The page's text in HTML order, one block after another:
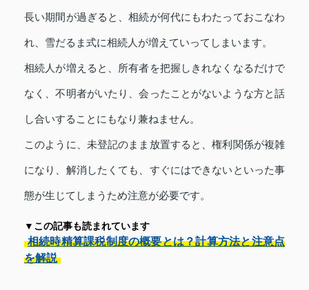
長い期間が過ぎると、相続が何代にもわたっておこなわ
れ、雪だるま式に相続人が増えていってしまいます。
相続人が増えると、所有者を把握しきれなくなるだけで
なく、不明者がいたり、会ったことがないような方と話
し合いすることにもなり兼ねません。
このように、未登記のまま放置すると、権利関係が複雑
になり、解消したくても、すぐにはできないといった事
態が生じてしまうため注意が必要です。
▼この記事も読まれています
相続時精算課税制度の概要とは？計算方法と注意点
を解説